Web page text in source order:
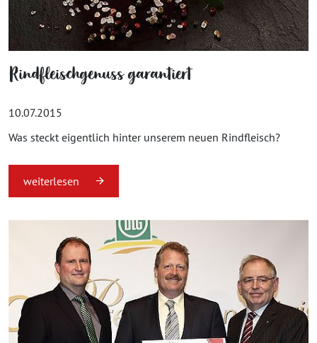
Rindfleischgenuss garantiert
10.07.2015
Was steckt eigentlich hinter unserem neuen Rindfleisch?
weiterlesen